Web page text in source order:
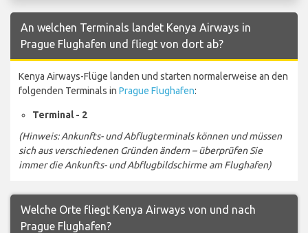
An welchen Terminals landet Kenya Airways in
Prague Flughafen und fliegt von dort ab?
Kenya Airways-Flüge landen und starten normalerweise an den
folgenden Terminals in Prague Flughafen:
Terminal - 2
(Hinweis: Ankunfts- und Abflugterminals können und müssen
sich aus verschiedenen Gründen ändern – überprüfen Sie
immer die Ankunfts- und Abflugbildschirme am Flughafen)
Welche Orte fliegt Kenya Airways von und nach
Prague Flughafen?